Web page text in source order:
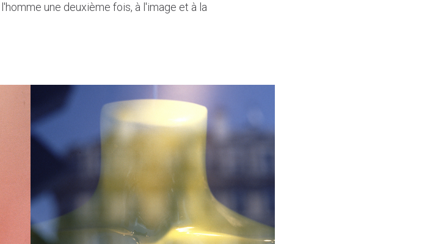
une deuxième fois, à l'image et à la